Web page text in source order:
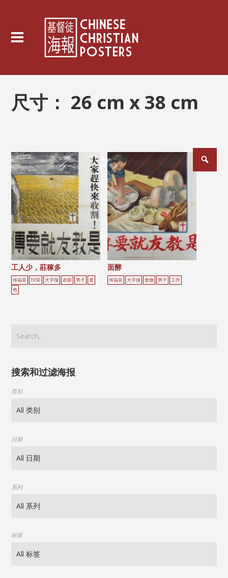
尺寸： 26 cm x 38 cm
工人少，莊稼多
传福音 1950 大字报 农耕 男子
黃
色
面酵
传福音 大字报 食物 男子 工作
搜索和过滤海报
类别
日期
系列
标签